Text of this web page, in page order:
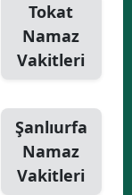
Tokat
Namaz
Vakitleri
Şanlıurfa
Namaz
Vakitleri